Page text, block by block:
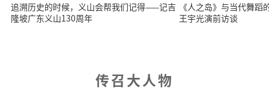
追溯历史的时候，义山会帮我们记得——记吉
隆坡广东义山130周年
《人之岛》与当代舞
王宇光演前访谈
传召大人物